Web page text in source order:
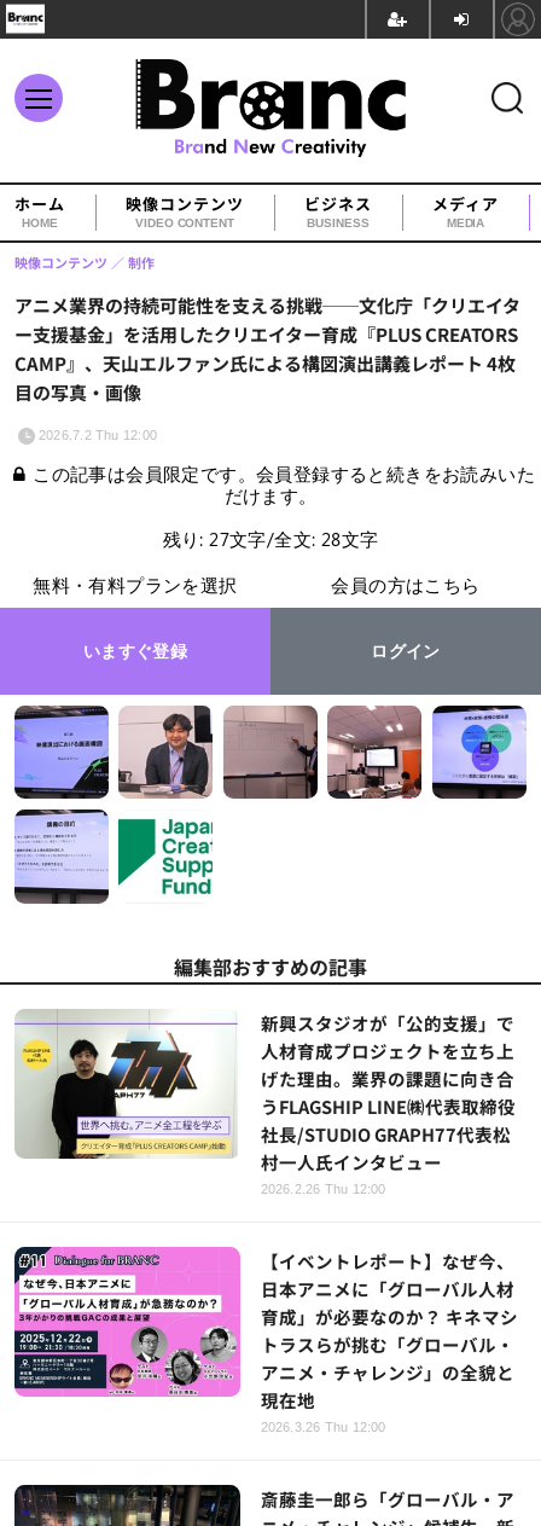
ホーム
HOME
映像コンテンツ
VIDEO CONTENT
ビジネス
BUSINESS
メディア
MEDIA
アニメ業界の持続可能性を支える挑戦──文化庁「クリエイタ
ー支援基金」を活用したクリエイター育成『PLUS CREATORS
CAMP』、天山エルファン氏による構図演出講義レポート 4枚
目の写真・画像
映像コンテンツ 制作
2026.7.2 Thu 12:00
この記事は会員限定です。会員登録すると続きをお読みいた
だけます。
残り: 27文字/全文: 28文字
無料・有料プランを選択
いますぐ登録
会員の方はこちら
ログイン
編集部おすすめの記事
新興スタジオが「公的支援」で
人材育成プロジェクトを立ち上
げた理由。業界の課題に向き合
うFLAGSHIP LINE㈱代表取締役
社長/STUDIO GRAPH77代表松
村一人氏インタビュー
2026.2.26 Thu 12:00
【イベントレポート】なぜ今、
日本アニメに「グローバル人材
育成」が必要なのか？ キネマシ
トラスらが挑む「グローバル・
アニメ・チャレンジ」の全貌と
現在地
2026.3.26 Thu 12:00
斎藤圭一郎ら「グローバル・ア